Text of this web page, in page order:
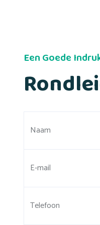
Een Goede
Naam
E-mail
Telefoon